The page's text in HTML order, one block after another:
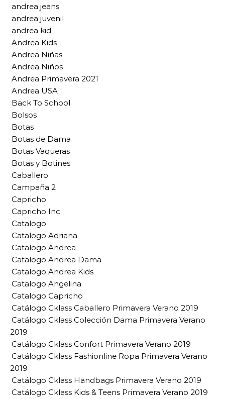
andrea jeans
andrea juvenil
andrea kid
Andrea Kids
Andrea Niñas
Andrea Niños
Andrea Primavera 2021
Andrea USA
Back To School
Bolsos
Botas
Botas de Dama
Botas Vaqueras
Botas y Botines
Caballero
Campaña 2
Capricho
Capricho Inc
Catalogo
Catalogo Adriana
Catalogo Andrea
Catalogo Andrea Dama
Catalogo Andrea Kids
Catalogo Angelina
Catalogo Capricho
Catálogo Cklass Caballero Primavera Verano 2019
Catálogo Cklass Colección Dama Primavera Verano
2019
Catálogo Cklass Confort Primavera Verano 2019
Catálogo Cklass Fashionline Ropa Primavera Verano
2019
Catálogo Cklass Handbags Primavera Verano 2019
Catálogo Cklass Kids & Teens Primavera Verano 2019